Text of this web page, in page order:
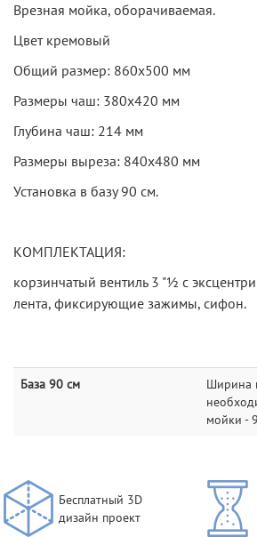
Врезная мойка, оборачиваемая.
Цвет кремовый
Общий размер: 860х500 мм
Размеры чаш: 380х420 мм
Глубина чаш: 214 мм
Размеры выреза: 840х480 мм
Установка в базу 90 см.
КОМПЛЕКТАЦИЯ:
корзинчатый вентиль 3 "½ с
лента, фиксирующие зажимы, сифон.
База 90 см
Ширина
мойки -
Бесплатный 3D
дизайн проект